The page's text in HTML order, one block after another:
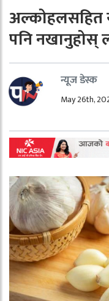
अल्कोहलसहित
पनि
न्यूज डेस्क
May 26th,